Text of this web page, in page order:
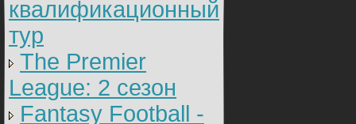
квалификационный
тур
The Premier
League: 2 cезон
Fantasy Football -